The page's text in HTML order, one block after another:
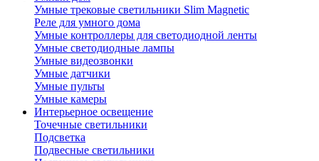
Умные трековые светильники Slim Magnetic
Реле для умного дома
Умные контроллеры для светодиодной ленты
Умные светодиодные лампы
Умные видеозвонки
Умные датчики
Умные пульты
Умные камеры
Интерьерное освещение
Точечные светильники
Подсветка
Подвесные светильники